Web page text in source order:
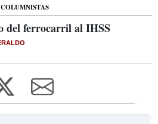
COLUMNISTAS
del ferrocarril al IHSS